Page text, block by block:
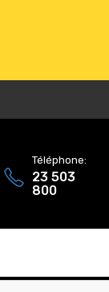
Téléphone:
23 503
800